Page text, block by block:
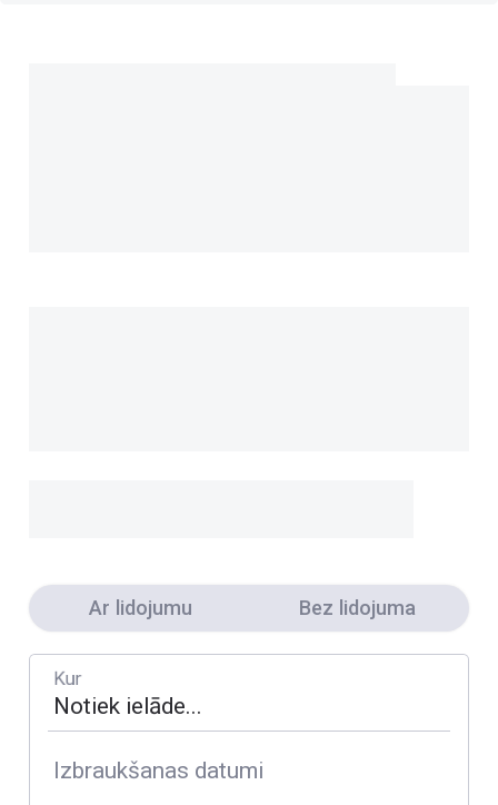
Ar lidojumu Bez lidojuma
Kur
Izbraukšanas datumi